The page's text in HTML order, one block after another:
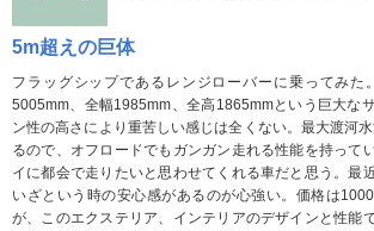
5m超えの巨体
フラッグシップであるレンジローバーに乗ってみた
5005mm、全幅1985mm、全高1865mmという巨大な
ン性の高さにより重苦しい感じは全くない。最大渡河
るので、オフロードでもガンガン走れる性能を持って
イに都会で走りたいと思わせてくれる車だと思う。最
いざという時の安心感があるのが心強い。価格は
が、このエクステリア、インテリアのデザインと性能